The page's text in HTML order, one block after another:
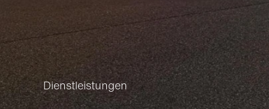
Dienstleistungen